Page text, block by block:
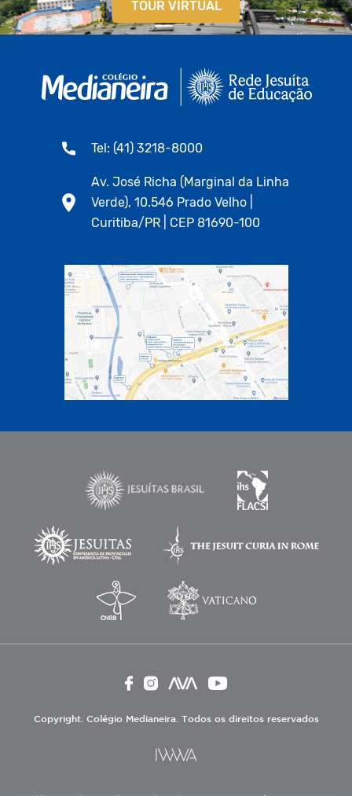
TOUR VIRTUAL
Tel: (41) 3218-8000
Av. José Richa (Marginal da Linha
Verde), 10.546 Prado Velho |
Curitiba/PR | CEP 81690-100
Copyright. Colégio Medianeira. Todos os direitos reservados